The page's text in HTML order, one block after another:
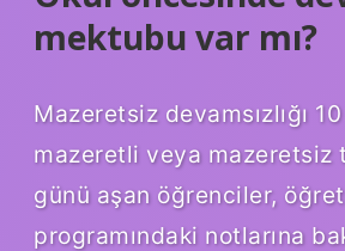
mektubu var mı?
Mazeretsiz devamsızlığı
mazeretli veya mazeretsiz
günü aşan öğrenciler,
programındaki notlarına